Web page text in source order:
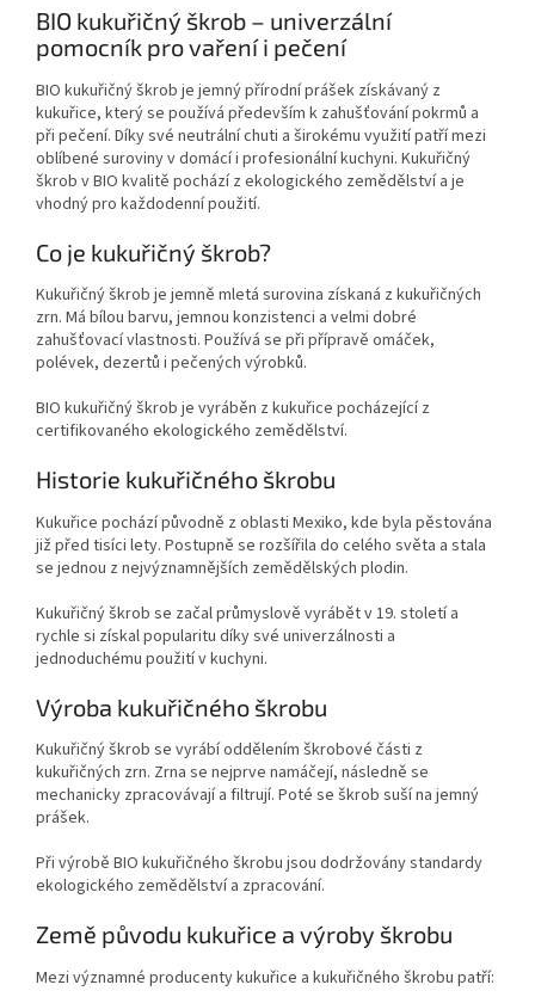
BIO kukuřičný škrob – univerzální
pomocník pro vaření i pečení
BIO kukuřičný škrob je jemný přírodní prášek získávaný z
kukuřice, který se používá především k zahušťování pokrmů a
při pečení. Díky své neutrální chuti a širokému využití patří mezi
oblíbené suroviny v domácí i profesionální kuchyni. Kukuřičný
škrob v BIO kvalitě pochází z ekologického zemědělství a je
vhodný pro každodenní použití.
Co je kukuřičný škrob?
Kukuřičný škrob je jemně mletá surovina získaná z kukuřičných
zrn. Má bílou barvu, jemnou konzistenci a velmi dobré
zahušťovací vlastnosti. Používá se při přípravě omáček,
polévek, dezertů i pečených výrobků.
BIO kukuřičný škrob je vyráběn z kukuřice pocházející z
certifikovaného ekologického zemědělství.
Historie kukuřičného škrobu
Kukuřice pochází původně z oblasti Mexiko, kde byla pěstována
již před tisíci lety. Postupně se rozšířila do celého světa a stala
se jednou z nejvýznamnějších zemědělských plodin.
Kukuřičný škrob se začal průmyslově vyrábět v 19. století a
rychle si získal popularitu díky své univerzálnosti a
jednoduchému použití v kuchyni.
Výroba kukuřičného škrobu
Kukuřičný škrob se vyrábí oddělením škrobové části z
kukuřičných zrn. Zrna se nejprve namáčejí, následně se
mechanicky zpracovávají a filtrují. Poté se škrob suší na jemný
prášek.
Při výrobě BIO kukuřičného škrobu jsou dodržovány standardy
ekologického zemědělství a zpracování.
Země původu kukuřice a výroby škrobu
Mezi významné producenty kukuřice a kukuřičného škrobu patří: